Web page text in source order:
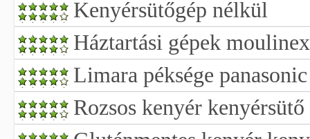
Kenyérsütőgép nélkül
Háztartási gépek
Limara péksége
Rozsos kenyér